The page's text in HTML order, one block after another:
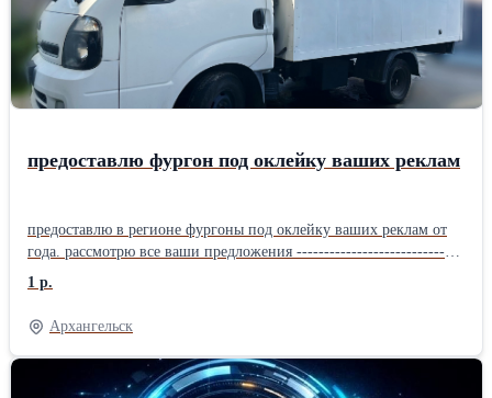
предоставлю фургон под оклейку ваших реклам
предоставлю в регионе фургоны под оклейку ваших реклам от
года. рассмотрю все ваши предложения ------------------------------
-------------------------------------------------------------------------------
-------------------------------------------
1 р.
Архангельск